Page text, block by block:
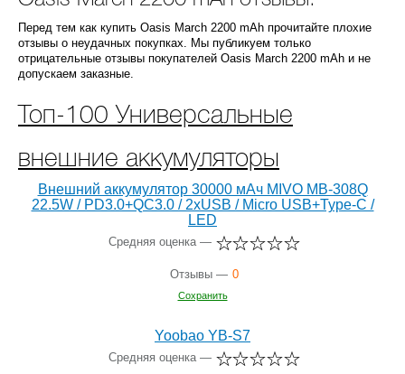
Перед тем как купить Oasis March 2200 mAh прочитайте плохие
отзывы о неудачных покупках. Мы публикуем только
отрицательные отзывы покупателей Oasis March 2200 mAh и не
допускаем заказные.
Топ-100 Универсальные
внешние аккумуляторы
Внешний аккумулятор 30000 мАч MIVO MB-308Q
22.5W / PD3.0+QC3.0 / 2хUSB / Micro USB+Type-C /
LED
Средняя оценка —
Отзывы — 0
Сохранить
Yoobao YB-S7
Средняя оценка —